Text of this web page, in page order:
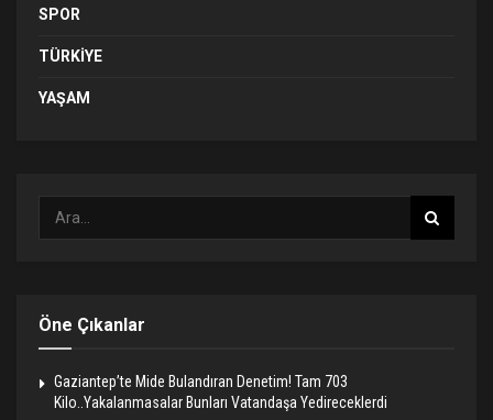
SPOR
TÜRKIYE
YAŞAM
Öne Çıkanlar
Gaziantep’te Mide Bulandıran Denetim! Tam 703
Kilo..Yakalanmasalar Bunları Vatandaşa Yedireceklerdi